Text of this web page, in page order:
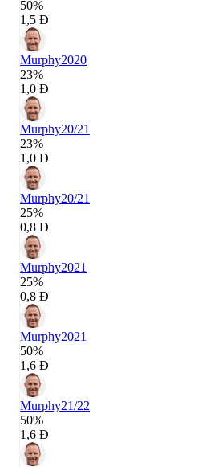
50%
1,5 Đ
Murphy2020
23%
1,0 Đ
Murphy20/21
23%
1,0 Đ
Murphy20/21
25%
0,8 Đ
Murphy2021
25%
0,8 Đ
Murphy2021
50%
1,6 Đ
Murphy21/22
50%
1,6 Đ